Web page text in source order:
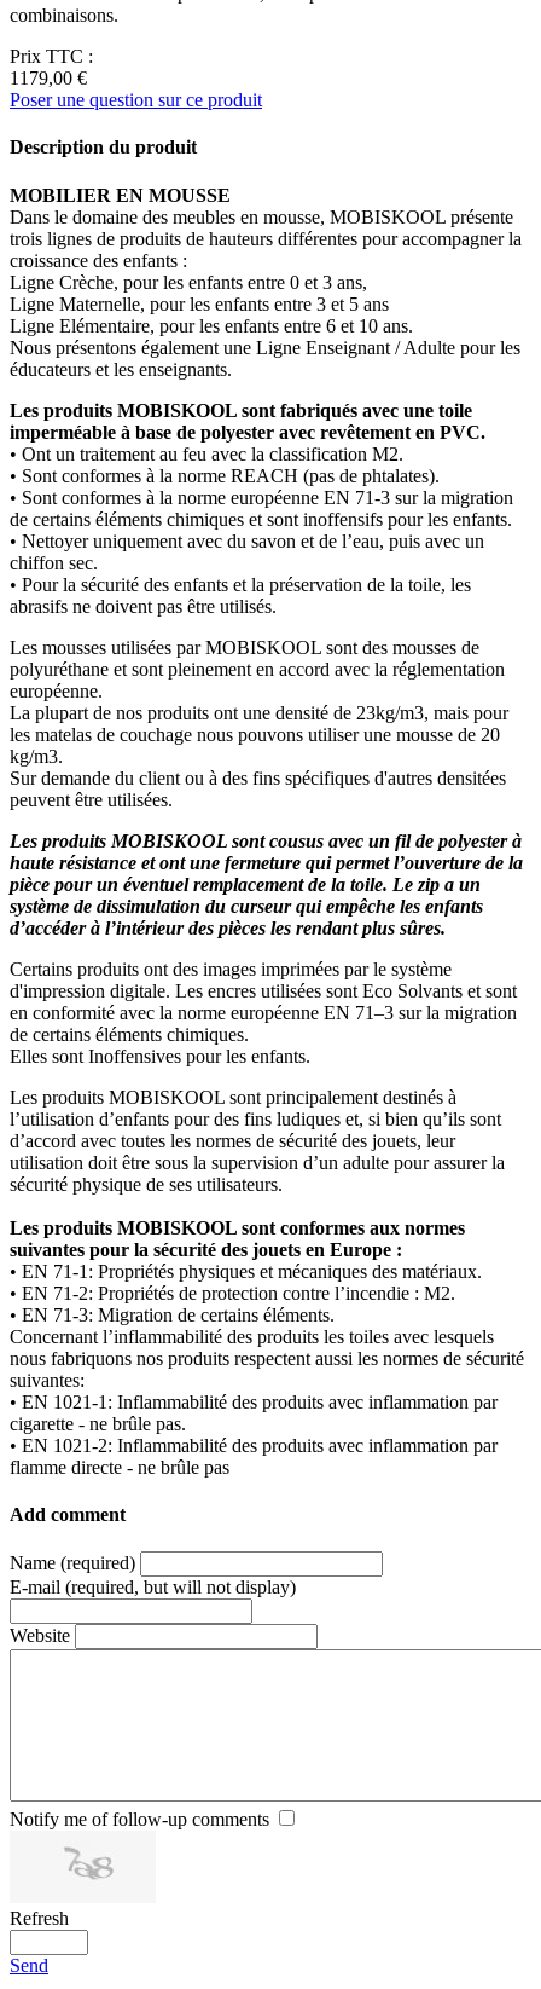
combinaisons.
Prix TTC :
1179,00 €
Poser une question sur ce produit
Description du produit
MOBILIER EN MOUSSE
Dans le domaine des meubles en mousse, MOBISKOOL présente
trois lignes de produits de hauteurs différentes pour accompagner la
croissance des enfants :
Ligne Crèche, pour les enfants entre 0 et 3 ans,
Ligne Maternelle, pour les enfants entre 3 et 5 ans
Ligne Elémentaire, pour les enfants entre 6 et 10 ans.
Nous présentons également une Ligne Enseignant / Adulte pour les
éducateurs et les enseignants.
Les produits MOBISKOOL sont fabriqués avec une toile
imperméable à base de polyester avec revêtement en PVC.
• Ont un traitement au feu avec la classification M2.
• Sont conformes à la norme REACH (pas de phtalates).
• Sont conformes à la norme européenne EN 71-3 sur la migration
de certains éléments chimiques et sont inoffensifs pour les enfants.
• Nettoyer uniquement avec du savon et de l’eau, puis avec un
chiffon sec.
• Pour la sécurité des enfants et la préservation de la toile, les
abrasifs ne doivent pas être utilisés.
Les mousses utilisées par MOBISKOOL sont des mousses de
polyuréthane et sont pleinement en accord avec la réglementation
européenne.
La plupart de nos produits ont une densité de 23kg/m3, mais pour
les matelas de couchage nous pouvons utiliser une mousse de 20
kg/m3.
Sur demande du client ou à des fins spécifiques d'autres densitées
peuvent être utilisées.
Les produits MOBISKOOL sont cousus avec un fil de polyester à
haute résistance et ont une fermeture qui permet l’ouverture de la
pièce pour un éventuel remplacement de la toile. Le zip a un
système de dissimulation du curseur qui empêche les enfants
d’accéder à l’intérieur des pièces les rendant plus sûres.
Certains produits ont des images imprimées par le système
d'impression digitale. Les encres utilisées sont Eco Solvants et sont
en conformité avec la norme européenne EN 71–3 sur la migration
de certains éléments chimiques.
Elles sont Inoffensives pour les enfants.
Les produits MOBISKOOL sont principalement destinés à
l’utilisation d’enfants pour des fins ludiques et, si bien qu’ils sont
d’accord avec toutes les normes de sécurité des jouets, leur
utilisation doit être sous la supervision d’un adulte pour assurer la
sécurité physique de ses utilisateurs.
Les produits MOBISKOOL sont conformes aux normes
suivantes pour la sécurité des jouets en Europe :
• EN 71-1: Propriétés physiques et mécaniques des matériaux.
• EN 71-2: Propriétés de protection contre l’incendie : M2.
• EN 71-3: Migration de certains éléments.
Concernant l’inflammabilité des produits les toiles avec lesquels
nous fabriquons nos produits respectent aussi les normes de sécurité
suivantes:
• EN 1021-1: Inflammabilité des produits avec inflammation par
cigarette - ne brûle pas.
• EN 1021-2: Inflammabilité des produits avec inflammation par
flamme directe - ne brûle pas
Add comment
Name (required)
E-mail (required, but will not display)
Website
Notify me of follow-up comments
Refresh
Send